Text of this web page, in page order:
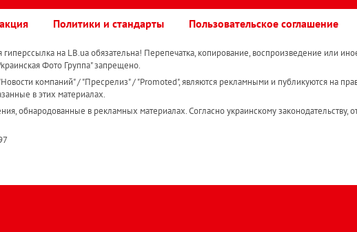
Политики и стандарты Пользовательское соглашение
на LB.ua обязательна! Перепечатка, копирование, воспроизведение или
Фото Группа" запрещено.
компаний" / "Пресрелиз" / "Promoted", являются рекламными и публикуются на
в этих материалах.
обнародованные в рекламных материалах. Согласно украинскому законодательству,